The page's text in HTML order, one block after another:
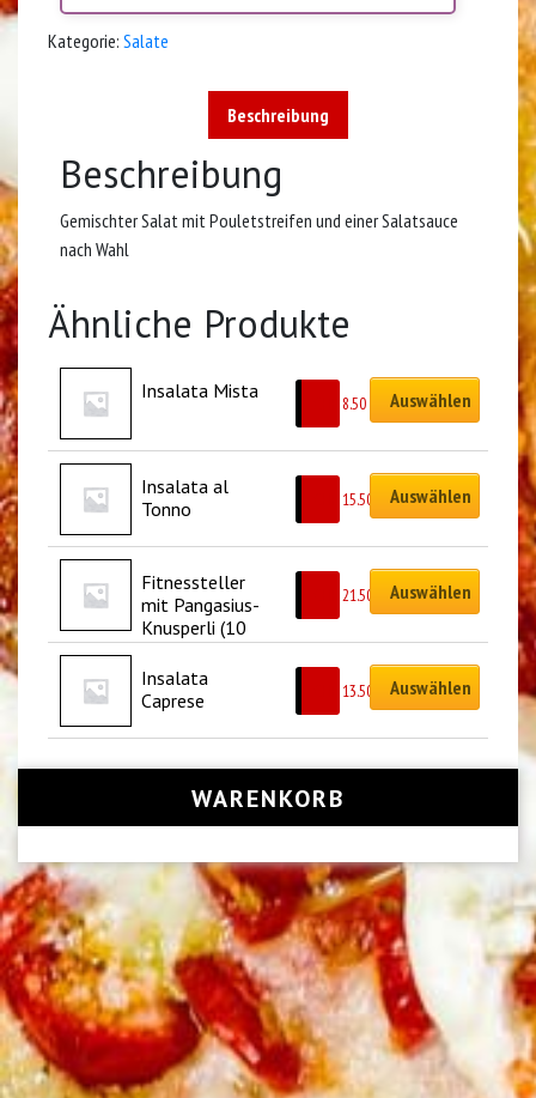
Kategorie: Salate
Beschreibung
Beschreibung
Gemischter Salat mit Pouletstreifen und einer Salatsauce
nach Wahl
Ähnliche Produkte
Insalata Mista
8.50 Auswählen
Insalata al
Tonno
15.50 Auswählen
Fitnessteller
mit Pangasius-
Knusperli (10
Stück)
21.50 Auswählen
Insalata
Caprese
13.50 Auswählen
WARENKORB